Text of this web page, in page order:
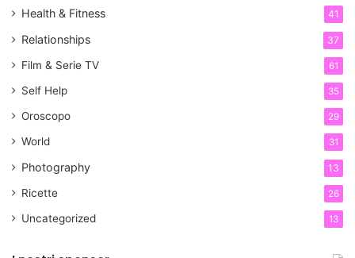
Health & Fitness 41
Relationships 37
Film & Serie TV 61
Self Help 35
Oroscopo 29
World 31
Photography 13
Ricette 26
Uncategorized 13